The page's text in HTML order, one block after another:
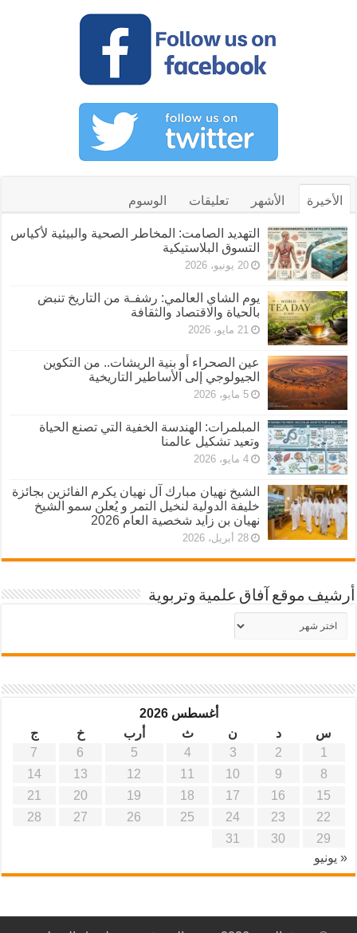
الأخيرة الأشهر تعليقات الوسوم
التهديد الصامت: المخاطر الصحية والبيئية لأكياس
التسوق البلاستيكية
20 يونيو، 2026
يوم الشاي العالمي: رشفـة من التاريخ تنبض
بالحياة والاقتصاد والثقافة
21 مايو، 2026
عين الصحراء أو بنية الريشات.. من التكوين
الجيولوجي إلى الأساطير التاريخية
5 مايو، 2026
المبلمرات: الهندسة الخفية التي تصنع الحياة
وتعيد تشكيل عالمنا
4 مايو، 2026
الشيخ نهيان مبارك آل نهيان يكرم الفائزين بجائزة
خليفة الدولية لنخيل التمر و يُعلن سمو الشيخ
نهيان بن زايد شخصية العام 2026
28 أبريل، 2026
أرشيف موقع آفاق علمية وتربوية
أرشيف
موقع
آفاق
أغسطس 2026
س
د ن ث أرب خ
ج
1
2
3
4
5
6
7
8
9
10
11
12
13
14
15
16
17
18
19
20
21
22
23
24
25
26
27
28
29
30
31
« يونيو